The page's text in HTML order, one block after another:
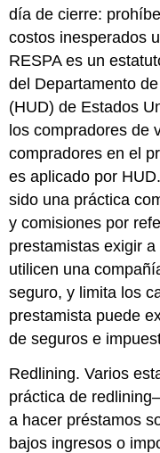
día de cierre:
costos inesperados
RESPA es un
del Departamento
(HUD) de Estados
los compradores de
compradores en el
es aplicado por
sido una práctica
y comisiones por
prestamistas exigir
utilicen una
seguro, y limita los
prestamista puede
de seguros e
Redlining. Varios
práctica de
a hacer préstamos
bajos ingresos o